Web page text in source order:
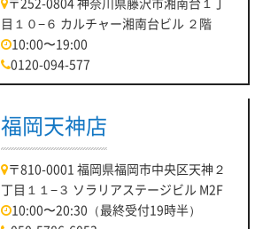
目１０−６ カルチャー湘南台ビル ２階
10:00〜19:00
0120-094-577
福岡天神店
〒810-0001 福岡県福岡市中央区天神２
丁目１１−３ ソラリアステージビル M2F
10:00〜20:30（最終受付19時半）